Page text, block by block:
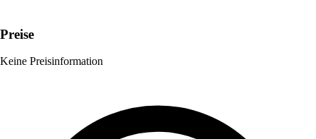
Preise
Keine Preisinformation